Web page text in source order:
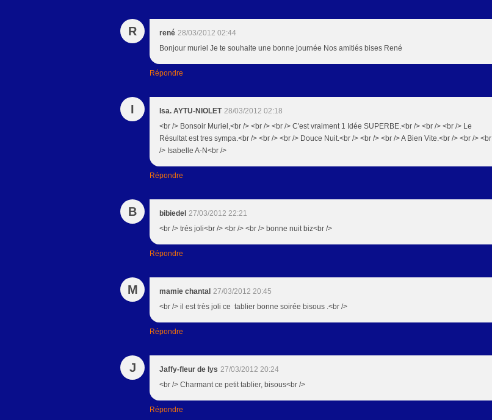
R rené 28/03/2012 02:44
Bonjour muriel Je te souhaite une bonne journée Nos amitiés bises René
Répondre
I Isa. AYTU-NIOLET 28/03/2012 02:18
<br /> Bonsoir Muriel,<br /> <br /> <br /> C'est vraiment 1 Idée SUPERBE.<br /> <br /> <br /> Le
Résultat est tres sympa.<br /> <br /> <br /> Douce Nuit.<br /> <br /> <br /> A Bien Vite.<br /> <br /> <br
/> Isabelle A-N<br />
Répondre
B bibiedel 27/03/2012 22:21
<br /> trés joli<br /> <br /> <br /> bonne nuit biz<br />
Répondre
M mamie chantal 27/03/2012 20:45
<br /> il est très joli ce tablier bonne soirée bisous .<br />
Répondre
J Jaffy-fleur de lys 27/03/2012 20:24
<br /> Charmant ce petit tablier, bisous<br />
Répondre